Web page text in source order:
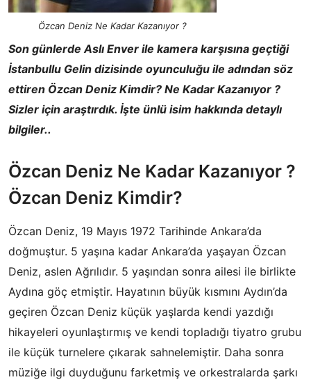
Özcan Deniz Ne Kadar Kazanıyor ?
Son günlerde Aslı Enver ile kamera karşısına geçtiği
İstanbullu Gelin dizisinde oyunculuğu ile adından söz
ettiren Özcan Deniz Kimdir? Ne Kadar Kazanıyor ?
Sizler için araştırdık. İşte ünlü isim hakkında detaylı
bilgiler..
Özcan Deniz Ne Kadar Kazanıyor ?
Özcan Deniz Kimdir?
Özcan Deniz, 19 Mayıs 1972 Tarihinde Ankara’da
doğmuştur. 5 yaşına kadar Ankara’da yaşayan Özcan
Deniz, aslen Ağrılıdır. 5 yaşından sonra ailesi ile birlikte
Aydına göç etmiştir. Hayatının büyük kısmını Aydın’da
geçiren Özcan Deniz küçük yaşlarda kendi yazdığı
hikayeleri oyunlaştırmış ve kendi topladığı tiyatro grubu
ile küçük turnelere çıkarak sahnelemiştir. Daha sonra
müziğe ilgi duyduğunu farketmiş ve orkestralarda şarkı